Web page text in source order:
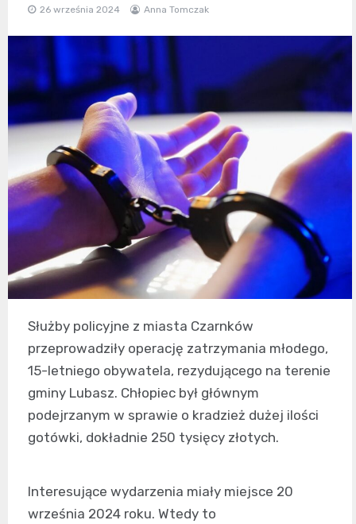
26 września 2024 Anna Tomczak
Służby policyjne z miasta Czarnków
przeprowadziły operację zatrzymania młodego,
15-letniego obywatela, rezydującego na terenie
gminy Lubasz. Chłopiec był głównym
podejrzanym w sprawie o kradzież dużej ilości
gotówki, dokładnie 250 tysięcy złotych.
Interesujące wydarzenia miały miejsce 20
września 2024 roku. Wtedy to